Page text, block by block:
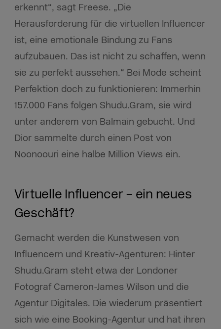
erkennt“, sagt Freese. „Die
Herausforderung für die virtuellen Influencer
ist, eine emotionale Bindung zu Fans
aufzubauen. Das ist nicht zu schaffen, wenn
sie zu perfekt aussehen.“ Bei Mode scheint
Perfektion doch zu funktionieren: Immerhin
157.000 Fans folgen Shudu.Gram, sie wird
unter anderem von Balmain gebucht. Und
Dior sammelte durch einen Post von
Noonoouri eine halbe Million Views ein.
Virtuelle Influencer – ein neues
Geschäft?
Gemacht werden die Kunstwesen von
Influencern und Kreativ-Agenturen: Hinter
Shudu.Gram steht etwa der Londoner
Fotograf Cameron-James Wilson und die
Agentur Digitales. Die wiederum präsentiert
sich wie eine Booking-Agentur und hat ihren